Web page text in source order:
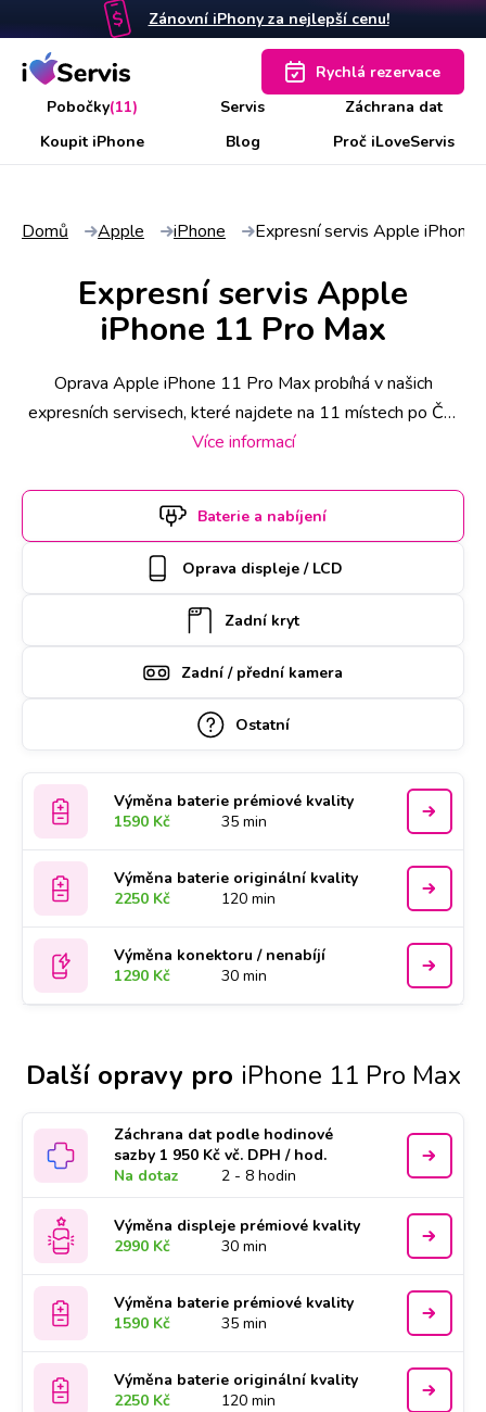
Zánovní iPhony za nejlepší cenu!
Pobočky(11) Servis
Záchrana dat
Koupit iPhone
Blog Proč iLoveServis
Rychlá rezervace
Domů Apple iPhone Expresní servis Apple iPhone
Expresní servis Apple
iPhone 11 Pro Max
Oprava Apple iPhone 11 Pro Max probíhá v našich
expresních servisech, které najdete na 11 místech po ČR.
Některé úkony stihneme už do 30 minut, náročnější však
rezervujte si termín a hodinu online. Apple iPhone 11 Pro
Max k opravě si u vás také může vyzvednout náš kurýr,
který vám ho poté zaveze zpět. Kvalitu práce podtrhujeme
doživotní zárukou a za díly ručíme nadstandardně 2 roky.
Více informací
Baterie a nabíjení
Oprava displeje / LCD
Zadní kryt
Zadní / přední kamera
Ostatní
Výměna baterie prémiové kvality
1590 Kč
35 min
Výměna baterie originální kvality
2250 Kč
120 min
Výměna konektoru / nenabíjí
1290 Kč
30 min
Další opravy pro iPhone 11 Pro Max
Záchrana dat podle hodinové
sazby 1 950 Kč vč. DPH / hod.
Na dotaz
2 - 8 hodin
Výměna displeje prémiové kvality
2990 Kč
30 min
Výměna baterie prémiové kvality
1590 Kč
35 min
Výměna baterie originální kvality
2250 Kč
120 min